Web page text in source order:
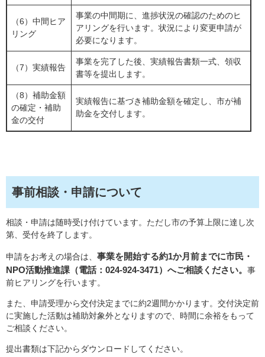
（6）中間ヒア
リング
事業の中間期に、進捗状況の確認のためのヒ
アリングを行います。状況により変更申請が
必要になります。
（7）実績報告
事業を完了した後、実績報告書類一式、領収
書等を提出します。
（8）補助金額
の確定・補助
金の交付
実績報告に基づき補助金額を確定し、市が補
助金を交付します。
事前相談・申請について
相談・申請は随時受け付けています。ただし市の予算上限に達し次
第、受付を終了します。
申請をお考えの場合は、 事業を開始する約1か月前までに市民・
NPO活動推進課（電話：024-924-3471）へご相談ください。 事
前ヒアリングを行います。
また、申請受理から交付決定までに約2週間かかります。交付決定前
に実施した活動は補助対象外となりますので、時間に余裕をもって
ご相談ください。
提出書類は下記からダウンロードしてください。